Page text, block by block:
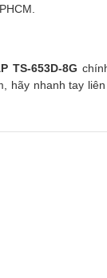
TS-653D-8G
hãy nhanh tay